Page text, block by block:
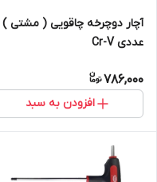
عددی Cr-V
786,000
افزودن به سبد